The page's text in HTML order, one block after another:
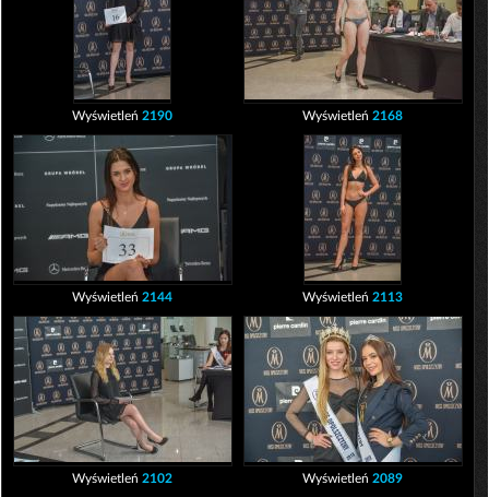
Wyświetleń2190 Wyświetleń2168
Wyświetleń2144 Wyświetleń2113
Wyświetleń2102 Wyświetleń2089